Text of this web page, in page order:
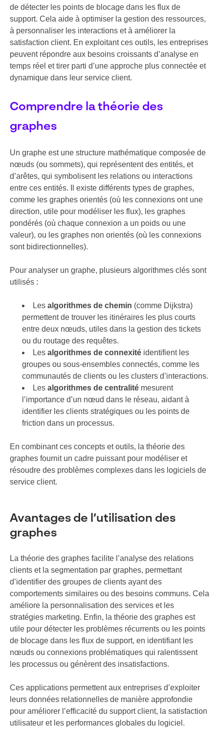
de détecter les points de blocage dans les flux de
support. Cela aide à optimiser la gestion des ressources,
à personnaliser les interactions et à améliorer la
satisfaction client. En exploitant ces outils, les entreprises
peuvent répondre aux besoins croissants d’analyse en
temps réel et tirer parti d’une approche plus connectée et
dynamique dans leur service client.
Comprendre la théorie des
graphes
Un graphe est une structure mathématique composée de
nœuds (ou sommets), qui représentent des entités, et
d’arêtes, qui symbolisent les relations ou interactions
entre ces entités. Il existe différents types de graphes,
comme les graphes orientés (où les connexions ont une
direction, utile pour modéliser les flux), les graphes
pondérés (où chaque connexion a un poids ou une
valeur), ou les graphes non orientés (où les connexions
sont bidirectionnelles).
Pour analyser un graphe, plusieurs algorithmes clés sont
utilisés :
Les algorithmes de chemin (comme Dijkstra)
permettent de trouver les itinéraires les plus courts
entre deux nœuds, utiles dans la gestion des tickets
ou du routage des requêtes.
Les algorithmes de connexité identifient les
groupes ou sous-ensembles connectés, comme les
communautés de clients ou les clusters d’interactions.
Les algorithmes de centralité mesurent
l’importance d’un nœud dans le réseau, aidant à
identifier les clients stratégiques ou les points de
friction dans un processus.
En combinant ces concepts et outils, la théorie des
graphes fournit un cadre puissant pour modéliser et
résoudre des problèmes complexes dans les logiciels de
service client.
Avantages de l’utilisation des
graphes
La théorie des graphes facilite l’analyse des relations
clients et la segmentation par graphes, permettant
d’identifier des groupes de clients ayant des
comportements similaires ou des besoins communs. Cela
améliore la personnalisation des services et les
stratégies marketing. Enfin, la théorie des graphes est
utile pour détecter les problèmes récurrents ou les points
de blocage dans les flux de support, en identifiant les
nœuds ou connexions problématiques qui ralentissent
les processus ou génèrent des insatisfactions.
Ces applications permettent aux entreprises d’exploiter
leurs données relationnelles de manière approfondie
pour améliorer l’efficacité du support client, la satisfaction
utilisateur et les performances globales du logiciel.